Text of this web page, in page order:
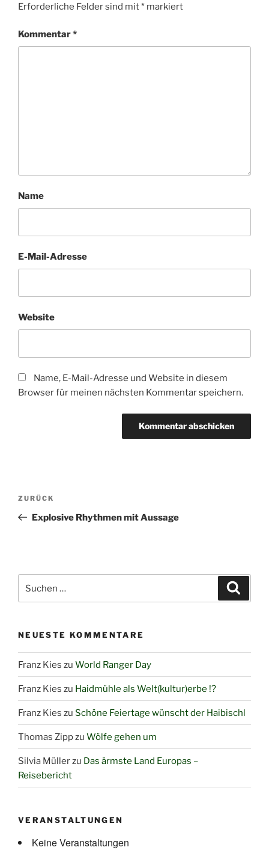
Erforderliche Felder sind mit* markiert
Kommentar*
Name
E-Mail-Adresse
Website
Name, E-Mail-Adresse und Website in diesem
Browser für meinen nächsten Kommentar speichern.
Beitragsnavigation
Vorheriger
Beitrag
ZURÜCK
Explosive Rhythmen mit Aussage
nach:
NEUESTE KOMMENTARE
Franz Kies zu World Ranger Day
Franz Kies zu Haidmühle als Welt(kultur)erbe !?
Franz Kies zu Schöne Feiertage wünscht der Haibischl
Thomas Zippzu Wölfe gehen um
Silvia Müllerzu Das ärmste Land Europas –
Reisebericht
VERANSTALTUNGEN
Keine Veranstaltungen